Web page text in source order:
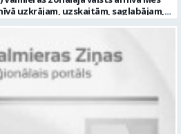
un ideju īstenošanas iespējas uz
pārbaudes laikā 1258,- EUR
laika 1310,- EUR pirms
atvaļinājuma pabalstu darba un
sniegumu; darba devēja
pēc pārbaudes laika beigām,
labumus atbilstoši darba rezultātam
profesionālās pilnveidošanās
un atsaucīgu kolēģu komandā. CV,
dokumenta kopiju, lūdzam iesniegt
uzkrājam, uzskaitām, saglabājam,
nacionālo dokumentāro
novadi. Aicinām savai komandai
atbildīgu kolēģi namu pārziņa amatā,
Valmierā, Cempu ielā 13. Piesakies
• vismaz
izglītība; • profesionāla pieredze
vēlams ēku vai namu
iemaņas darbā ar datoru (MS Office,
pasts); • valsts valodas prasmes